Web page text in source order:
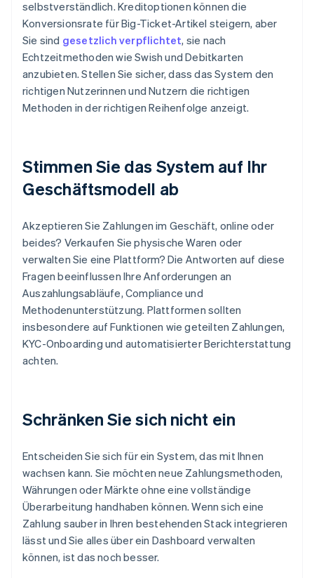
selbstverständlich. Kreditoptionen können die
Konversionsrate für Big-Ticket-Artikel steigern, aber
Sie sind gesetzlich verpflichtet, sie nach
Echtzeitmethoden wie Swish und Debitkarten
anzubieten. Stellen Sie sicher, dass das System den
richtigen Nutzerinnen und Nutzern die richtigen
Methoden in der richtigen Reihenfolge anzeigt.
Stimmen Sie das System auf Ihr
Geschäftsmodell ab
Akzeptieren Sie Zahlungen im Geschäft, online oder
beides? Verkaufen Sie physische Waren oder
verwalten Sie eine Plattform? Die Antworten auf diese
Fragen beeinflussen Ihre Anforderungen an
Auszahlungsabläufe, Compliance und
Methodenunterstützung. Plattformen sollten
insbesondere auf Funktionen wie geteilten Zahlungen,
KYC-Onboarding und automatisierter Berichterstattung
achten.
Schränken Sie sich nicht ein
Entscheiden Sie sich für ein System, das mit Ihnen
wachsen kann. Sie möchten neue Zahlungsmethoden,
Währungen oder Märkte ohne eine vollständige
Überarbeitung handhaben können. Wenn sich eine
Zahlung sauber in Ihren bestehenden Stack integrieren
lässt und Sie alles über ein Dashboard verwalten
können, ist das noch besser.